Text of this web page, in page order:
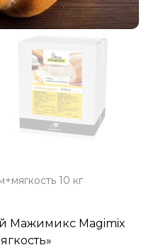
10 кг
Мажимикс Magimix